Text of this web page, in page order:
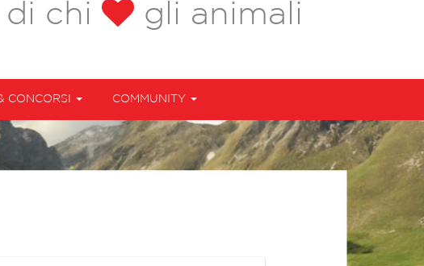
chi gli animali
CONCORSI COMMUNITY